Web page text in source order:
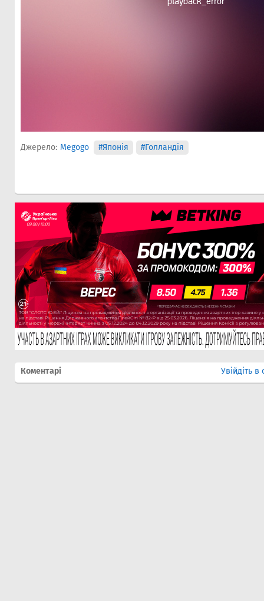
Джерело: Megogo #Японія #Голландія
Коментарі Увійдіть в